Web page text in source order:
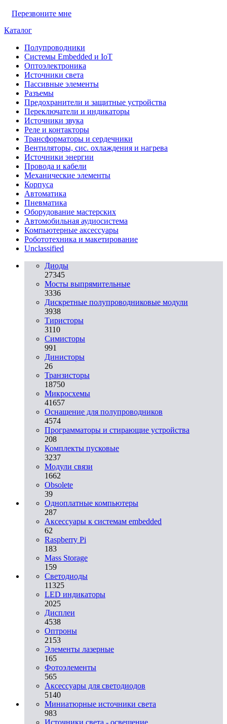
Перезвоните мне
Каталог
Полупроводники
Системы Embedded и IoT
Oптоэлектроника
Источники света
Пассивные элементы
Разъeмы
Предохранители и защитные устройства
Переключатели и индикаторы
Источники звука
Реле и контакторы
Трансформаторы и сердечники
Вентиляторы, сис. охлаждения и нагрева
Источники энергии
Провода и кабели
Механические элементы
Корпуса
Автоматика
Пневматика
Оборудование мастерских
Автомобильная аудиосистема
Компьютерные аксессуары
Робототехника и макетирование
Unclassified
Диоды
27345
Мосты выпрямительные
3336
Дискретные полупроводниковые модули
3938
Тиристоры
3110
Симисторы
991
Динисторы
26
Транзисторы
18750
Микросхемы
41657
Оснащение для полупроводников
4574
Программаторы и стирающие устройства
208
Комплекты пусковые
3237
Модули связи
1662
Obsolete
39
Одноплатные компьютеры
287
Аксессуары к системам embedded
62
Raspberry Pi
183
Mass Storage
159
Светодиоды
11325
LED индикаторы
2025
Дисплеи
4538
Оптроны
2153
Элементы лазерные
165
Фотоэлементы
565
Аксессуары для светодиодов
5140
Миниатюрные источники света
983
Источники света - освещение